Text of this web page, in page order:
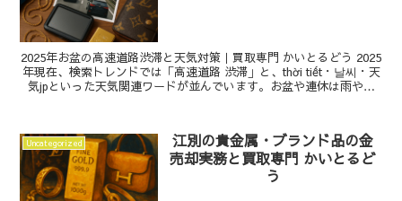
2025年お盆の高速道路渋滞と天気対策｜買取専門 かいとるどう 2025
年現在、検索トレンドでは「高速道路 渋滞」と、thời tiết・날씨・天
気jpといった天気関連ワードが並んでいます。お盆や連休は雨や猛
Uncategorized
江別の貴金属・ブランド品の金
売却実務と買取専門 かいとるど
う